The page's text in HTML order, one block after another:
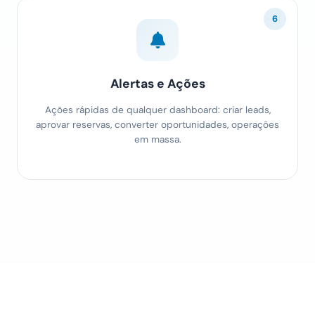
6
Alertas e Ações
Ações rápidas de qualquer dashboard: criar leads,
aprovar reservas, converter oportunidades, operações
em massa.